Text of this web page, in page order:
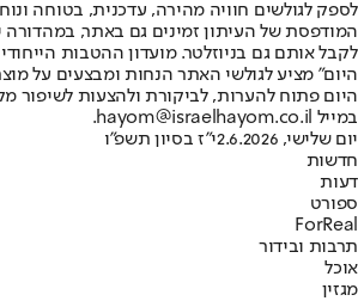
לספק לגולשים חוויה מהירה, עדכנית, בטוחה
המודפסת של העיתון זמינים גם באתר, במהדורה
לקבל אותם גם בניוזלטר. מועדון ההטבות
היום" מציע לגולשי האתר הנחות ומבצעים על
היום פתוח להערות, לביקורת ולהצעות לשיפור
במייל hayom@israelhayom.co.il.
יום שלישי, 2.6.2026
י"ז בסיון תשפ"ו
חדשות
דעות
ספורט
ForReal
תרבות ובידור
אוכל
מגזין